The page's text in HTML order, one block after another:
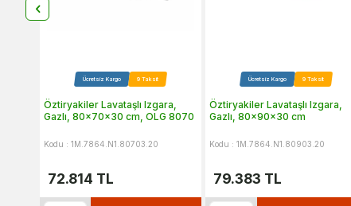
Ücretsiz Kargo 9 Taksit
Öztiryakiler Lavataşlı Izgara,
Gazlı, 80x70x30 cm, OLG 8070
Kodu : 1M.7864.N1.80703.20
72.814 TL
Ücretsiz Kargo 9 Taksit
Öztiryakiler Lavataşlı Izgara,
Gazlı, 80x90x30 cm
Kodu : 1M.7864.N1.80903.20
79.383 TL